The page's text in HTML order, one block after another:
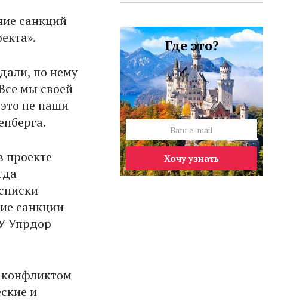
санкций
по нему
мы своей
не наши
проекте
санкции
Упрдор
и
Где это?
Хочу узнать